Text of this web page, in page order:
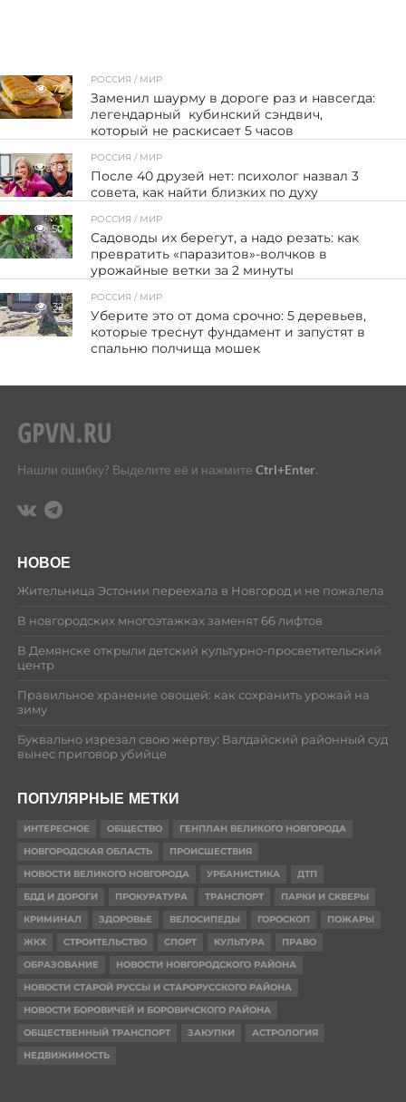
72
РОССИЯ / МИР
Заменил шаурму в дороге раз и навсегда:
легендарный кубинский сэндвич,
который не раскисает 5 часов
39
РОССИЯ / МИР
После 40 друзей нет: психолог назвал 3
совета, как найти близких по духу
50
РОССИЯ / МИР
Садоводы их берегут, а надо резать: как
превратить «паразитов»-волчков в
урожайные ветки за 2 минуты
32
РОССИЯ / МИР
Уберите это от дома срочно: 5 деревьев,
которые треснут фундамент и запустят в
спальню полчища мошек
Нашли ошибку? Выделите её и нажмите Ctrl+Enter.
НОВОЕ
Жительница Эстонии переехала в Новгород и не пожалела
В новгородских многоэтажках заменят 66 лифтов
В Демянске открыли детский культурно-просветительский
центр
Правильное хранение овощей: как сохранить урожай на
зиму
Буквально изрезал свою жертву: Валдайский районный суд
вынес приговор убийце
ПОПУЛЯРНЫЕ МЕТКИ
ИНТЕРЕСНОЕ ОБЩЕСТВО
ГЕНПЛАН ВЕЛИКОГО НОВГОРОДА
НОВГОРОДСКАЯ ОБЛАСТЬ
ПРОИСШЕСТВИЯ
НОВОСТИ ВЕЛИКОГО НОВГОРОДА
УРБАНИСТИКА
ДТП
БДД И ДОРОГИ
ПРОКУРАТУРА ТРАНСПОРТ
ПАРКИ И СКВЕРЫ
КРИМИНАЛ
ЗДОРОВЬЕ ВЕЛОСИПЕДЫ ГОРОСКОП
ПОЖАРЫ
ЖКХ
СТРОИТЕЛЬСТВО СПОРТ КУЛЬТУРА
ПРАВО
ОБРАЗОВАНИЕ
НОВОСТИ НОВГОРОДСКОГО РАЙОНА
НОВОСТИ СТАРОЙ РУССЫ И СТАРОРУССКОГО РАЙОНА
НОВОСТИ БОРОВИЧЕЙ И БОРОВИЧСКОГО РАЙОНА
ОБЩЕСТВЕННЫЙ ТРАНСПОРТ
ЗАКУПКИ
АСТРОЛОГИЯ
НЕДВИЖИМОСТЬ